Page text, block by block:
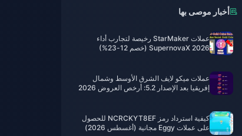
أخبار موصى بها
عملات StarMaker رخيصة لتجارب أداء
SupernovaX 2026 (خصم 12-23%)
عملات ميكو لايف الشرق الأوسط وشمال
إفريقيا بعد الإصدار 5.2: أرخص العروض 2026
كيفية استرداد رمز NCRCKYT8EF للحصول
على عملات Eggy مجانية (أغسطس 2026)